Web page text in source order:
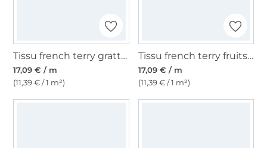
Tissu french terry gratté léopard, beige
17,09 € / m
(11,39 € / 1 m²)
Tissu french terry fruits, blanc cassé
17,09 € / m
(11,39 € / 1 m²)